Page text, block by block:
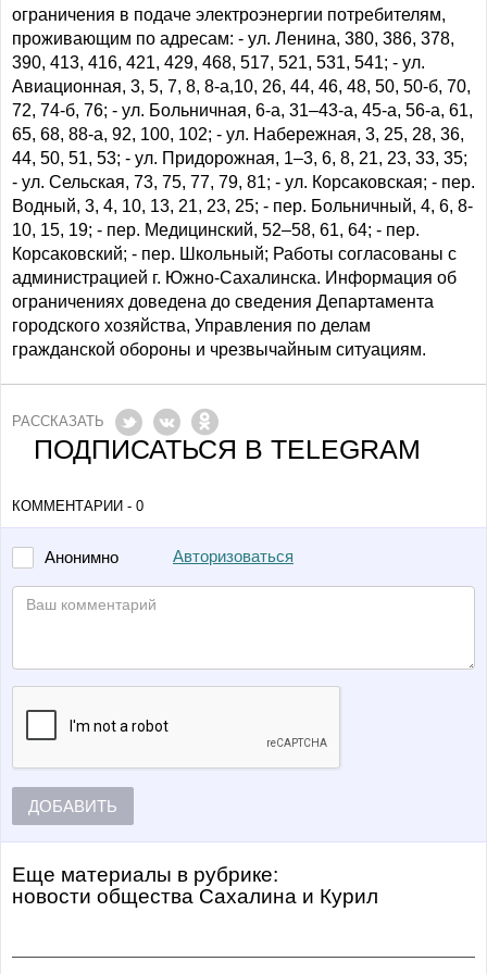
ограничения в подаче электроэнергии потребителям,
проживающим по адресам: - ул. Ленина, 380, 386, 378,
390, 413, 416, 421, 429, 468, 517, 521, 531, 541; - ул.
Авиационная, 3, 5, 7, 8, 8-а,10, 26, 44, 46, 48, 50, 50-б, 70,
72, 74-б, 76; - ул. Больничная, 6-а, 31–43-а, 45-а, 56-а, 61,
65, 68, 88-а, 92, 100, 102; - ул. Набережная, 3, 25, 28, 36,
44, 50, 51, 53; - ул. Придорожная, 1–3, 6, 8, 21, 23, 33, 35;
- ул. Сельская, 73, 75, 77, 79, 81; - ул. Корсаковская; - пер.
Водный, 3, 4, 10, 13, 21, 23, 25; - пер. Больничный, 4, 6, 8-
10, 15, 19; - пер. Медицинский, 52–58, 61, 64; - пер.
Корсаковский; - пер. Школьный; Работы согласованы с
администрацией г. Южно-Сахалинска. Информация об
ограничениях доведена до сведения Департамента
городского хозяйства, Управления по делам
гражданской обороны и чрезвычайным ситуациям.
РАССКАЗАТЬ
ПОДПИСАТЬСЯ В TELEGRAM
КОММЕНТАРИИ - 0
Анонимно Авторизоваться
ДОБАВИТЬ
Еще материалы в рубрике:
Новости общества Сахалина и Курил